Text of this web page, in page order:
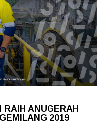
ANUGERAH
2019